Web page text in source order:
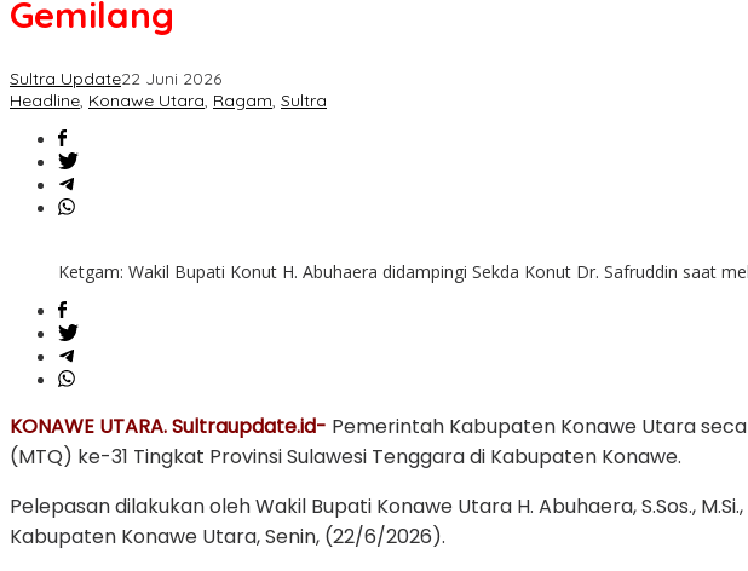
Abuhaera
Targetkan
Gemilang
Sultra Update22 Juni 2026
Headline, Konawe Utara, Ragam, Sultra
Ketgam: Wakil Bupati Konut H. Abuhaera didampingi Sekda Konut Dr. Safruddin saat
KONAWE UTARA. Sultraupdate.id- Pemerintah Kabupaten Konawe Utara
(MTQ) ke-31 Tingkat Provinsi Sulawesi Tenggara di Kabupaten Konawe.
Pelepasan dilakukan oleh Wakil Bupati Konawe Utara H. Abuhaera, S.Sos.,
Kabupaten Konawe Utara, Senin, (22/6/2026).